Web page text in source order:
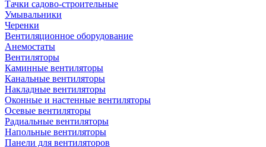
Тачки садово-строительные
Умывальники
Черенки
Вентиляционное оборудование
Анемостаты
Вентиляторы
Каминные вентиляторы
Канальные вентиляторы
Накладные вентиляторы
Оконные и настенные вентиляторы
Осевые вентиляторы
Радиальные вентиляторы
Напольные вентиляторы
Панели для вентиляторов